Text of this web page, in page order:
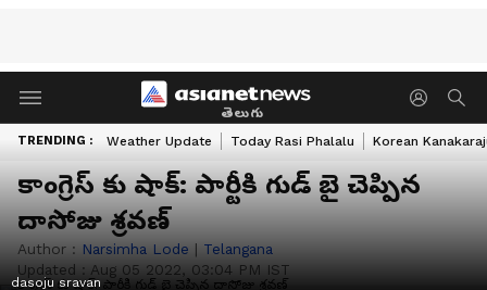
తెలుగు
TRENDING : Weather Update Today Rasi Phalalu Korean
కాంగ్రెస్ కు షాక్: పార్టీకి గుడ్ బై చెప్పిన
దాసోజు శ్రవణ్
Author : Narsimha Lode | Telangana
Updated : Aug 05 2022, 03:04 PM IST
dasoju sravan